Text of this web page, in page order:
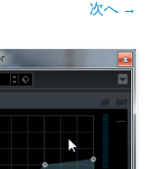
次へ →